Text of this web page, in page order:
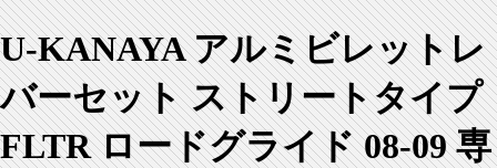
U-KANAYA アルミビレットレ
バーセット ストリートタイプ
FLTR ロードグライド 08-09 専